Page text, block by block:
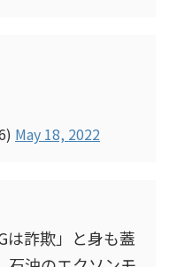
May 18, 2022
は詐欺」と身も蓋